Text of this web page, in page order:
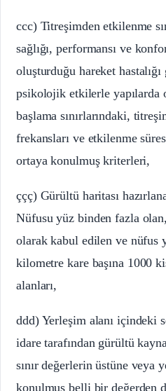
ccc) Titreşimden etkilenme
sağlığı, performansı ve
oluşturduğu hareket
psikolojik etkilerle yapılarda
başlama sınırlarındaki,
frekansları ve etkilenme
ortaya konulmuş kriterleri,
ççç) Gürültü haritası
Nüfusu yüz binden fazla
olarak kabul edilen ve nüfus
kilometre kare başına 1000
alanları,
ddd) Yerleşim alanı içindeki
idare tarafından gürültü
sınır değerlerin üstüne veya
konulmuş belli bir değerden